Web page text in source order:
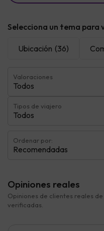
Selecciona un tema para
Ubicación (36)
Valoraciones
Todos
Tipos de viajero
Todos
Ordenar por:
Recomendadas
Opiniones reales
Opiniones de clientes reales de
verificadas.